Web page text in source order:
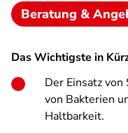
Beratung &
Das Wichtigste in
Der Einsatz
von Bakterien
Haltbarkeit.